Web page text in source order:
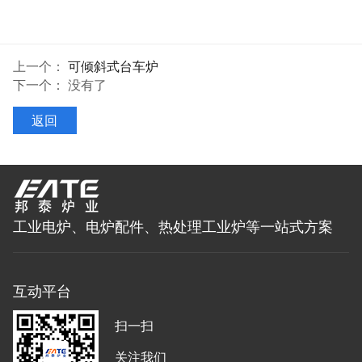
上一个： 可倾斜式台车炉
下一个： 没有了
返回
工业电炉、电炉配件、热处理工业炉等一站式方案
互动平台
扫一扫
关注我们